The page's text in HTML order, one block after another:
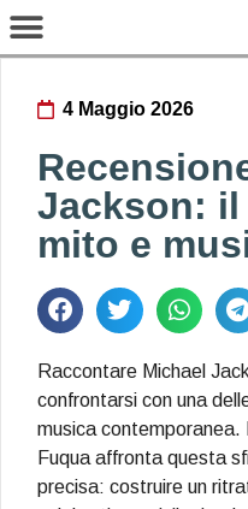
4 Maggio 2026
Jackson:
mito e
Raccontare Michael
confrontarsi con una
musica
Fuqua affronta questa
precisa: costruire un